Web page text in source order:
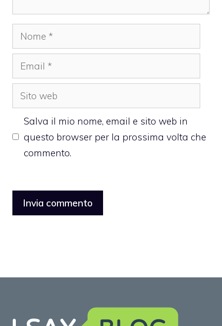
Nome
Email
Sito
web
Salva il mio nome, email e sito web in
questo browser per la prossima volta che
commento.